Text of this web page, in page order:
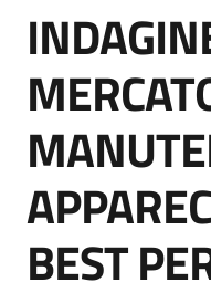
Bandi
di
Supporto
Salta al contenuto
BEST